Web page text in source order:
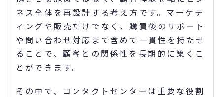
ネス全体を再設計する考え方です。マーケテ
ィングや販売だけでなく、購買後のサポート
や問い合わせ対応まで含めて一貫性を持たせ
ることで、顧客との関係性を長期的に築くこ
とができます。
その中で、コンタクトセンターは重要な役割